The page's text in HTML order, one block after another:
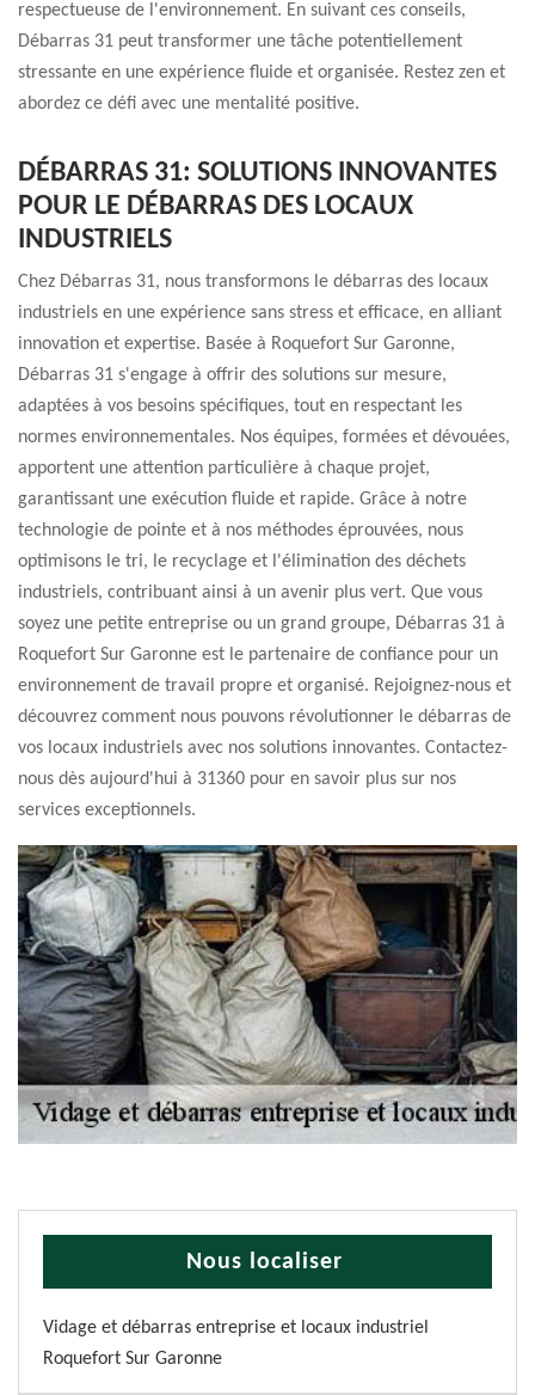
respectueuse de l'environnement. En suivant ces conseils,
Débarras 31 peut transformer une tâche potentiellement
stressante en une expérience fluide et organisée. Restez zen et
abordez ce défi avec une mentalité positive.
DÉBARRAS 31: SOLUTIONS INNOVANTES
POUR LE DÉBARRAS DES LOCAUX
INDUSTRIELS
Chez Débarras 31, nous transformons le débarras des locaux
industriels en une expérience sans stress et efficace, en alliant
innovation et expertise. Basée à Roquefort Sur Garonne,
Débarras 31 s'engage à offrir des solutions sur mesure,
adaptées à vos besoins spécifiques, tout en respectant les
normes environnementales. Nos équipes, formées et dévouées,
apportent une attention particulière à chaque projet,
garantissant une exécution fluide et rapide. Grâce à notre
technologie de pointe et à nos méthodes éprouvées, nous
optimisons le tri, le recyclage et l'élimination des déchets
industriels, contribuant ainsi à un avenir plus vert. Que vous
soyez une petite entreprise ou un grand groupe, Débarras 31 à
Roquefort Sur Garonne est le partenaire de confiance pour un
environnement de travail propre et organisé. Rejoignez-nous et
découvrez comment nous pouvons révolutionner le débarras de
vos locaux industriels avec nos solutions innovantes. Contactez-
nous dès aujourd'hui à 31360 pour en savoir plus sur nos
services exceptionnels.
Nous localiser
Vidage et débarras entreprise et locaux industriel
Roquefort Sur Garonne